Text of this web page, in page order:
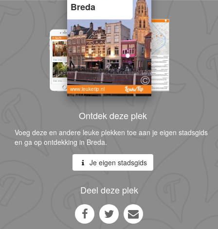
Breda
www.leuketip.nl
Ontdek deze plek
Voeg deze en andere leuke plekken toe aan je eigen stadsgids
en ga op ontdekking in Breda.
Je eigen stadsgids
Deel deze plek